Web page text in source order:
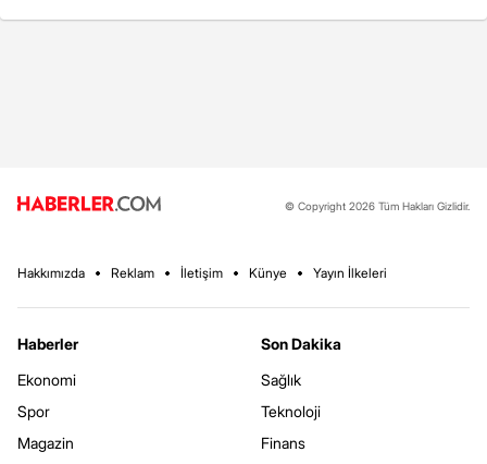
© Copyright 2026 Tüm Hakları Gizlidir.
Hakkımızda Reklam İletişim Künye Yayın İlkeleri
Haberler
Ekonomi
Spor
Magazin
Son Dakika
Sağlık
Teknoloji
Finans